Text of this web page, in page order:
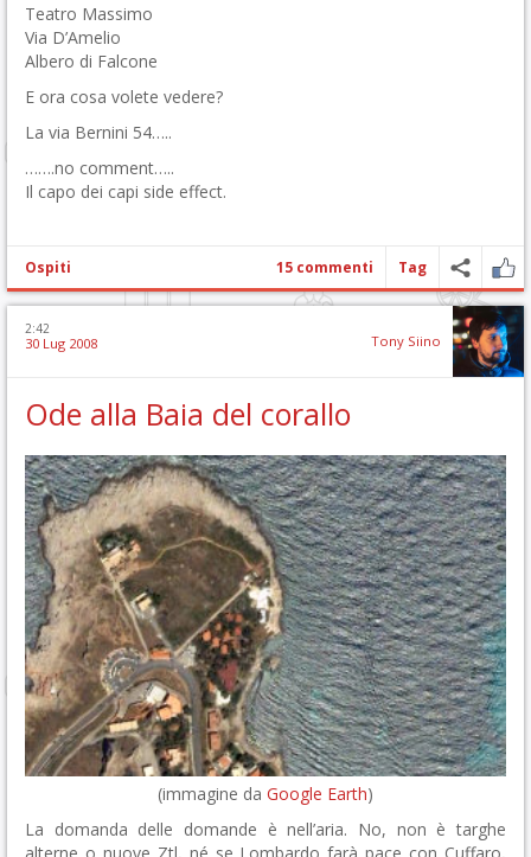
Teatro Massimo
Via D’Amelio
Albero di Falcone
E ora cosa volete vedere?
La via Bernini 54…..
…….no comment…..
Il capo dei capi side effect.
Ospiti 15 commenti Tag
2:42
30 Lug 2008 Tony Siino
Ode alla Baia del corallo
(immagine da Google Earth)
La domanda delle domande è nell’aria. No, non è targhe
alterne o nuove Ztl, né se Lombardo farà pace con Cuffaro,